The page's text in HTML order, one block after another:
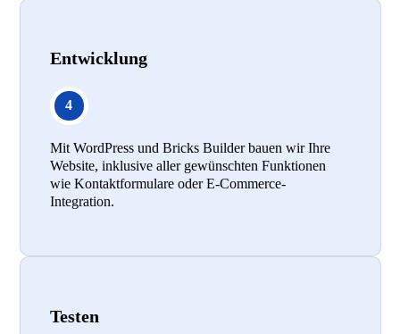
Entwicklung
Mit WordPress und Bricks Builder bauen wir Ihre
Website, inklusive aller gewünschten Funktionen
wie Kontaktformulare oder E-Commerce-
Integration.
Testen